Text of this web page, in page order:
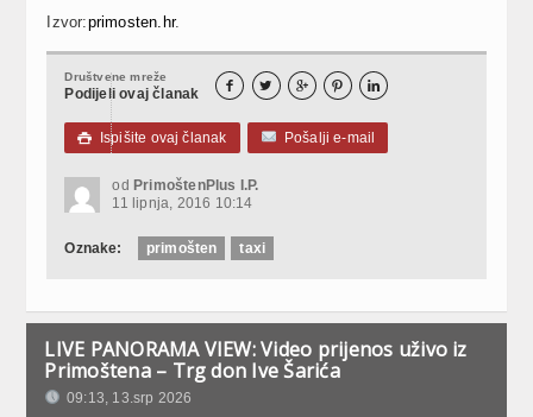
Izvor:primosten.hr.
Društvene mreže
Podijeli ovaj članak     
 Ispišite ovaj članak Pošalji e-mail
od PrimoštenPlus I.P.
11 lipnja, 2016 10:14
Oznake: primošten taxi
LIVE PANORAMA VIEW: Video prijenos uživo iz
Primoštena – Trg don Ive Šarića
09:13, 13.srp 2026